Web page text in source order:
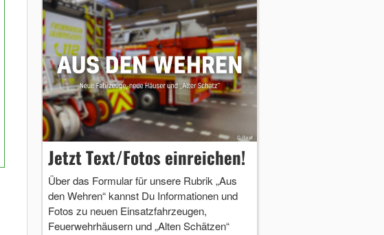
Jetzt Text/Fotos einreichen!
Über das Formular für unsere Rubrik „Aus
den Wehren“ kannst Du Informationen und
Fotos zu neuen Einsatzfahrzeugen,
Feuerwehrhäusern und „Alten Schätzen“